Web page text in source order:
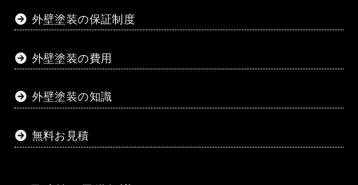
外壁塗装の保証制度
外壁塗装の費用
外壁塗装の知識
無料お見積